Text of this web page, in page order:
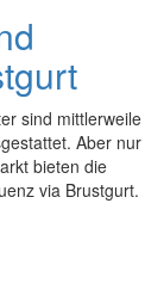
sind mittlerweile
Aber nur
bieten die
via Brustgurt.